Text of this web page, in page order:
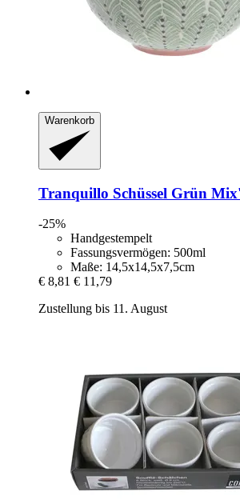
Warenkorb
Tranquillo Schüssel Grün
-25%
Handgestempelt
Fassungsvermögen: 500ml
Maße: 14,5x14,5x7,5cm
€ 8,81 € 11,79
Zustellung bis 11. August